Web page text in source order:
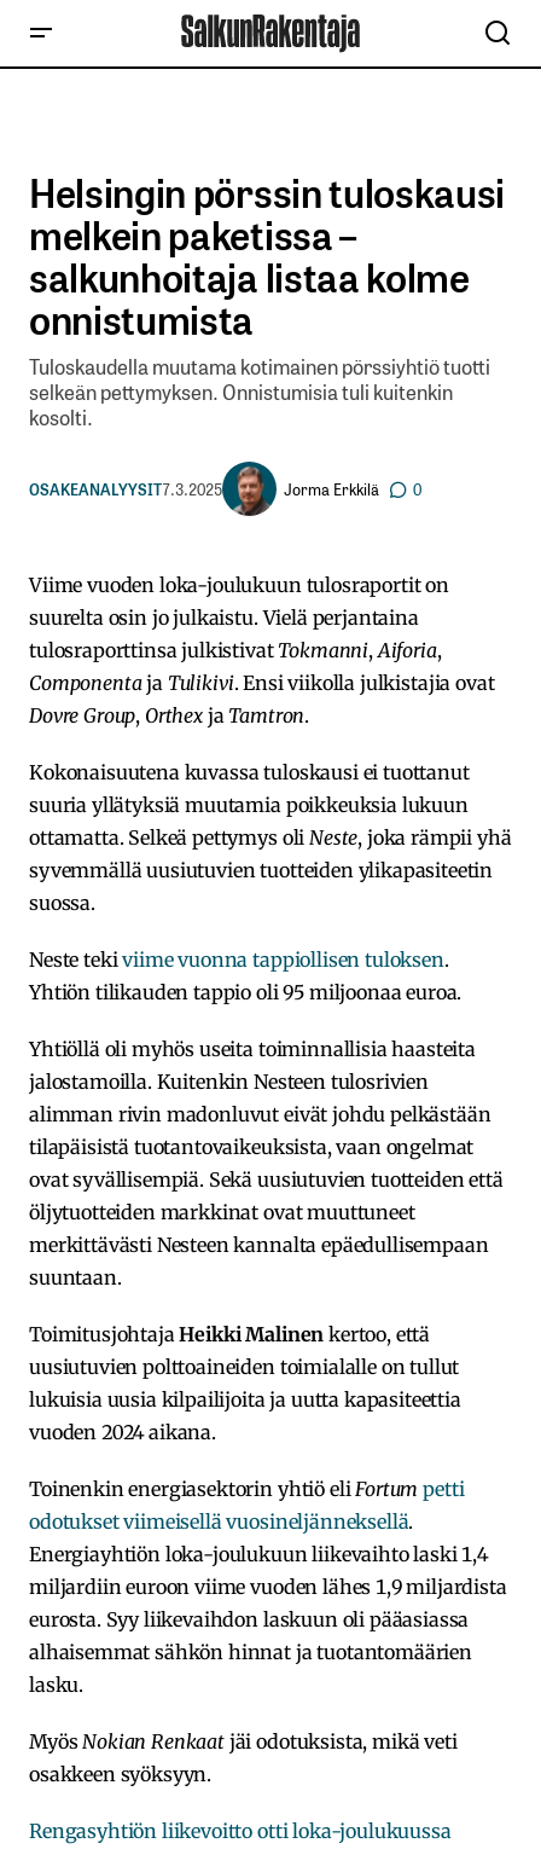
Helsingin pörssin tuloskausi
melkein paketissa –
salkunhoitaja listaa kolme
onnistumista
Tuloskaudella muutama kotimainen pörssiyhtiö tuotti
selkeän pettymyksen. Onnistumisia tuli kuitenkin
kosolti.
OSAKEANALYYSIT7.3.2025 Jorma Erkkilä 0
Viime vuoden loka-joulukuun tulosraportit on
suurelta osin jo julkaistu. Vielä perjantaina
tulosraporttinsa julkistivat Tokmanni, Aiforia,
Componentaja Tulikivi. Ensi viikolla julkistajia ovat
Dovre Group, Orthexja Tamtron.
Kokonaisuutena kuvassa tuloskausi ei tuottanut
suuria yllätyksiä muutamia poikkeuksia lukuun
ottamatta. Selkeä pettymys oli Neste, joka rämpii yhä
syvemmällä uusiutuvien tuotteiden ylikapasiteetin
suossa.
Neste tekiviime vuonna tappiollisen tuloksen.
Yhtiön tilikauden tappio oli 95 miljoonaa euroa.
Yhtiöllä oli myhös useita toiminnallisia haasteita
jalostamoilla. Kuitenkin Nesteen tulosrivien
alimman rivin madonluvut eivät johdu pelkästään
tilapäisistä tuotantovaikeuksista, vaan ongelmat
ovat syvällisempiä. Sekä uusiutuvien tuotteiden että
öljytuotteiden markkinat ovat muuttuneet
merkittävästi Nesteen kannalta epäedullisempaan
suuntaan.
ToimitusjohtajaHeikki Malinen kertoo, että
uusiutuvien polttoaineiden toimialalle on tullut
lukuisia uusia kilpailijoita ja uutta kapasiteettia
vuoden 2024 aikana.
Toinenkin energiasektorin yhtiö eli Fortum petti
odotukset viimeisellä vuosineljänneksellä.
Energiayhtiön loka-joulukuun liikevaihto laski 1,4
miljardiin euroon viime vuoden lähes 1,9 miljardista
eurosta. Syy liikevaihdon laskuun oli pääasiassa
alhaisemmat sähkön hinnat ja tuotantomäärien
lasku.
Myös Nokian Renkaatjäi odotuksista, mikä veti
osakkeen syöksyyn.
Rengasyhtiön liikevoitto otti loka-joulukuussa